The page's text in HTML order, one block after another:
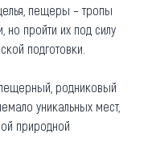
пещеры – тропы
но пройти их под силу
подготовки.
родниковый
уникальных мест,
природной